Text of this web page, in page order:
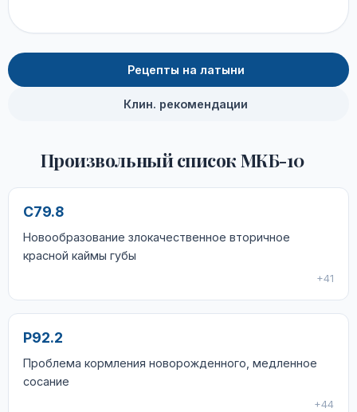
Рецепты на латыни
Клин. рекомендации
Произвольный список МКБ-10
C79.8
Новообразование злокачественное вторичное
красной каймы губы
+41
P92.2
Проблема кормления новорожденного, медленное
сосание
+44